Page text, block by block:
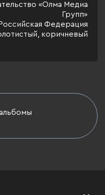
«Олма Медиа
Групп»
Российская Федерация
коричневый